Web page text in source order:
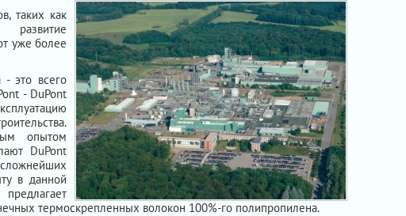
таких как
развитие
уже более
- это всего
- DuPont
опытом
DuPont
в данной
термоскрепленных волокон 100%-го полипропилена.